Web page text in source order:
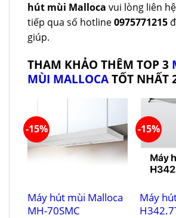
hút mùi Malloca vui lòng liên
tiếp qua số hotline0975771215
giúp.
THAM KHẢO THÊM TOP 3
MÙI MALLOCATỐT NHẤT
-15%
Máy hút mùi Malloca
MH-70SMC
-15%
Máy